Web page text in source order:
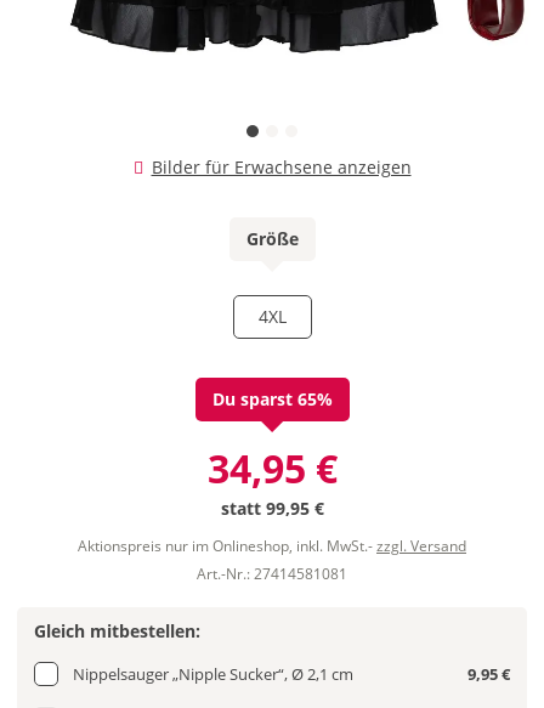
Bilder für Erwachsene anzeigen
Größe
4XL
Du sparst 65%
34,95 €
statt 99,95 €
Aktionspreis nur im Onlineshop, inkl. MwSt.-zzgl. Versand
Art.-Nr.: 27414581081
Gleich mitbestellen:
Nippelsauger „Nipple Sucker“, Ø 2,1 cm 9,95 €